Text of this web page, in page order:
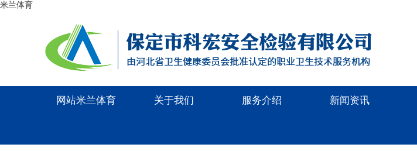
米兰体育
网站米兰体育 关于我们 服务介绍 新闻资讯